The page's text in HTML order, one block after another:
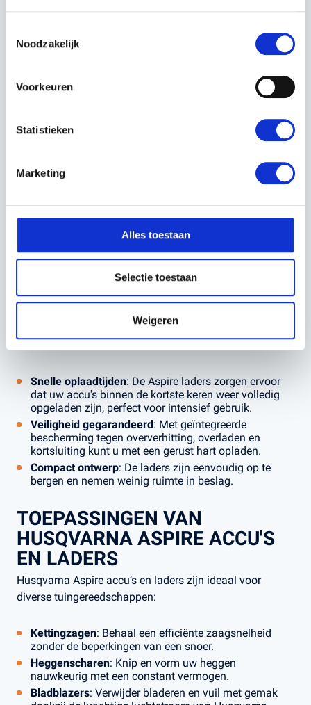
Noodzakelijk
Voorkeuren
Statistieken
Marketing
Alles toestaan
Selectie toestaan
Weigeren
brandstoffen en dragen bij aan een schonere
garandeert een lange levensduur, wat verspilling
helpt verminderen.
Veelzijdige compatibiliteit
, wat betekent dat de accu’s
uitwisselbaar zijn met meerdere Husqvarna Aspire
DE SLIMME HUSQVARNA
ASPIRE LADERS
Bij krachtige accu’s horen efficiënte laders. De
snel en veilig worden opgeladen, zodat u altijd klaar bent
Snelle oplaadtijden: De Aspire laders zorgen ervoor
dat uw accu's binnen de kortste keren weer volledig
opgeladen zijn, perfect voor intensief gebruik.
Veiligheid gegarandeerd: Met geïntegreerde
bescherming tegen oververhitting, overladen en
kortsluiting kunt u met een gerust hart opladen.
Compact ontwerp: De laders zijn eenvoudig op te
bergen en nemen weinig ruimte in beslag.
TOEPASSINGEN VAN
HUSQVARNA ASPIRE ACCU'S
EN LADERS
Husqvarna Aspire accu’s en laders zijn ideaal voor
diverse tuingereedschappen:
Kettingzagen: Behaal een efficiënte zaagsnelheid
zonder de beperkingen van een snoer.
Heggenscharen: Knip en vorm uw heggen
nauwkeurig met een constant vermogen.
Bladblazers: Verwijder bladeren en vuil met gemak